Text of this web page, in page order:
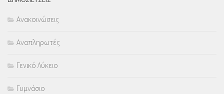
Ανακοινώσεις
Αναπληρωτές
Γενικό Λύκειο
Γυμνάσιο